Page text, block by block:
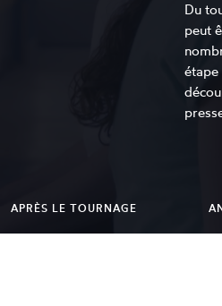
APRÈS LE TOURNAGE
Du
peut
étape